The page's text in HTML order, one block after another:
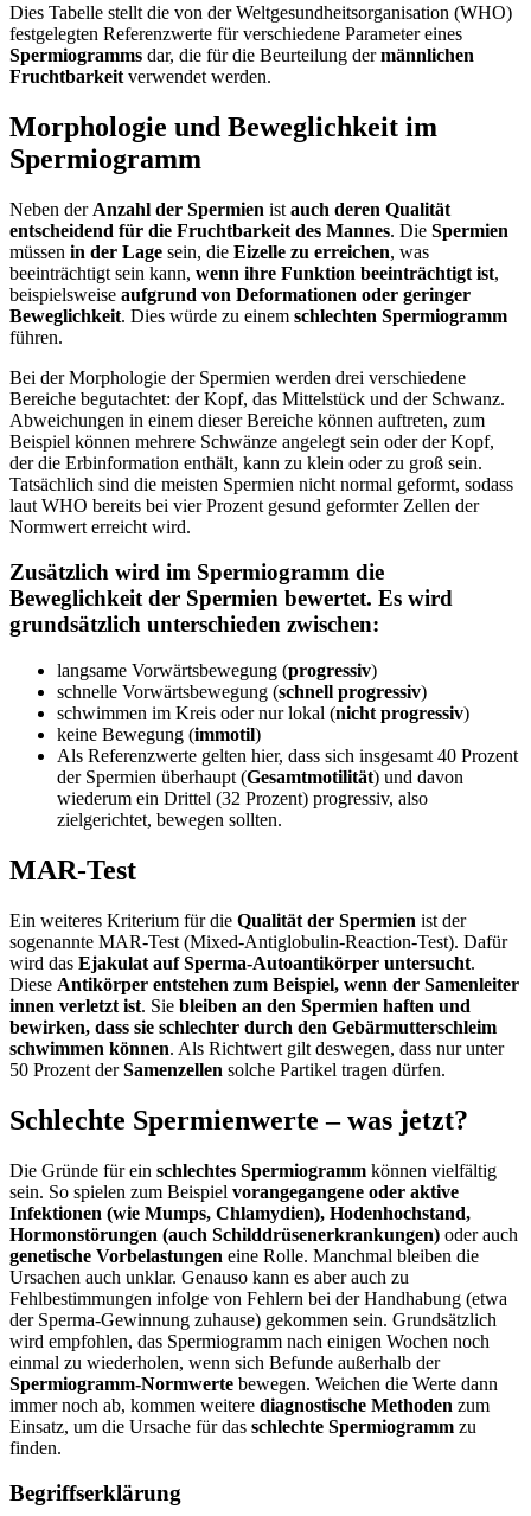
Dies Tabelle stellt die von der Weltgesundheitsorganisation (WHO)
festgelegten Referenzwerte für verschiedene Parameter eines
Spermiogramms dar, die für die Beurteilung dermännlichen
Fruchtbarkeit verwendet werden.
Morphologie und Beweglichkeit im
Spermiogramm
Neben der Anzahl der Spermien ist auch deren Qualität
entscheidend für die Fruchtbarkeit des Mannes. Die Spermien
müssen in der Lage sein, die Eizelle zu erreichen, was
beeinträchtigt sein kann, wenn ihre Funktion beeinträchtigt ist,
beispielsweise aufgrund von Deformationen oder geringer
Beweglichkeit. Dies würde zu einem schlechten Spermiogramm
führen.
Bei der Morphologie der Spermien werden drei verschiedene
Bereiche begutachtet: der Kopf, das Mittelstück und der Schwanz.
Abweichungen in einem dieser Bereiche können auftreten, zum
Beispiel können mehrere Schwänze angelegt sein oder der Kopf,
der die Erbinformation enthält, kann zu klein oder zu groß sein.
Tatsächlich sind die meisten Spermien nicht normal geformt, sodass
laut WHO bereits bei vier Prozent gesund geformter Zellen der
Normwert erreicht wird.
Zusätzlich wird im Spermiogramm die
Beweglichkeit der Spermien bewertet. Es wird
grundsätzlich unterschieden zwischen:
langsame Vorwärtsbewegung (progressiv)
schnelle Vorwärtsbewegung (schnell progressiv)
schwimmen im Kreis oder nur lokal (nicht progressiv)
keine Bewegung (immotil)
Als Referenzwerte gelten hier, dass sich insgesamt 40 Prozent
der Spermien überhaupt (Gesamtmotilität) und davon
wiederum ein Drittel (32 Prozent) progressiv, also
zielgerichtet, bewegen sollten.
MAR-Test
Ein weiteres Kriterium für die Qualität der Spermien ist der
sogenannte MAR-Test (Mixed-Antiglobulin-Reaction-Test). Dafür
wird das Ejakulat auf Sperma-Autoantikörper untersucht.
Diese Antikörper entstehen zum Beispiel, wenn der Samenleiter
innen verletzt ist. Sie bleiben an den Spermien haften und
bewirken, dass sie schlechter durch den Gebärmutterschleim
schwimmen können. Als Richtwert gilt deswegen, dass nur unter
50 Prozent derSamenzellen solche Partikel tragen dürfen.
Schlechte Spermienwerte – was jetzt?
Die Gründe für ein schlechtes Spermiogramm können vielfältig
sein. So spielen zum Beispiel vorangegangene oder aktive
Infektionen (wie Mumps, Chlamydien), Hodenhochstand,
Hormonstörungen (auch Schilddrüsenerkrankungen) oder auch
genetische Vorbelastungen eine Rolle. Manchmal bleiben die
Ursachen auch unklar. Genauso kann es aber auch zu
Fehlbestimmungen infolge von Fehlern bei der Handhabung (etwa
der Sperma-Gewinnung zuhause) gekommen sein. Grundsätzlich
wird empfohlen, das Spermiogramm nach einigen Wochen noch
einmal zu wiederholen, wenn sich Befunde außerhalb der
Spermiogramm-Normwerte bewegen. Weichen die Werte dann
immer noch ab, kommen weitere diagnostische Methoden zum
Einsatz, um die Ursache für das schlechte Spermiogramm zu
finden.
Begriffserklärung